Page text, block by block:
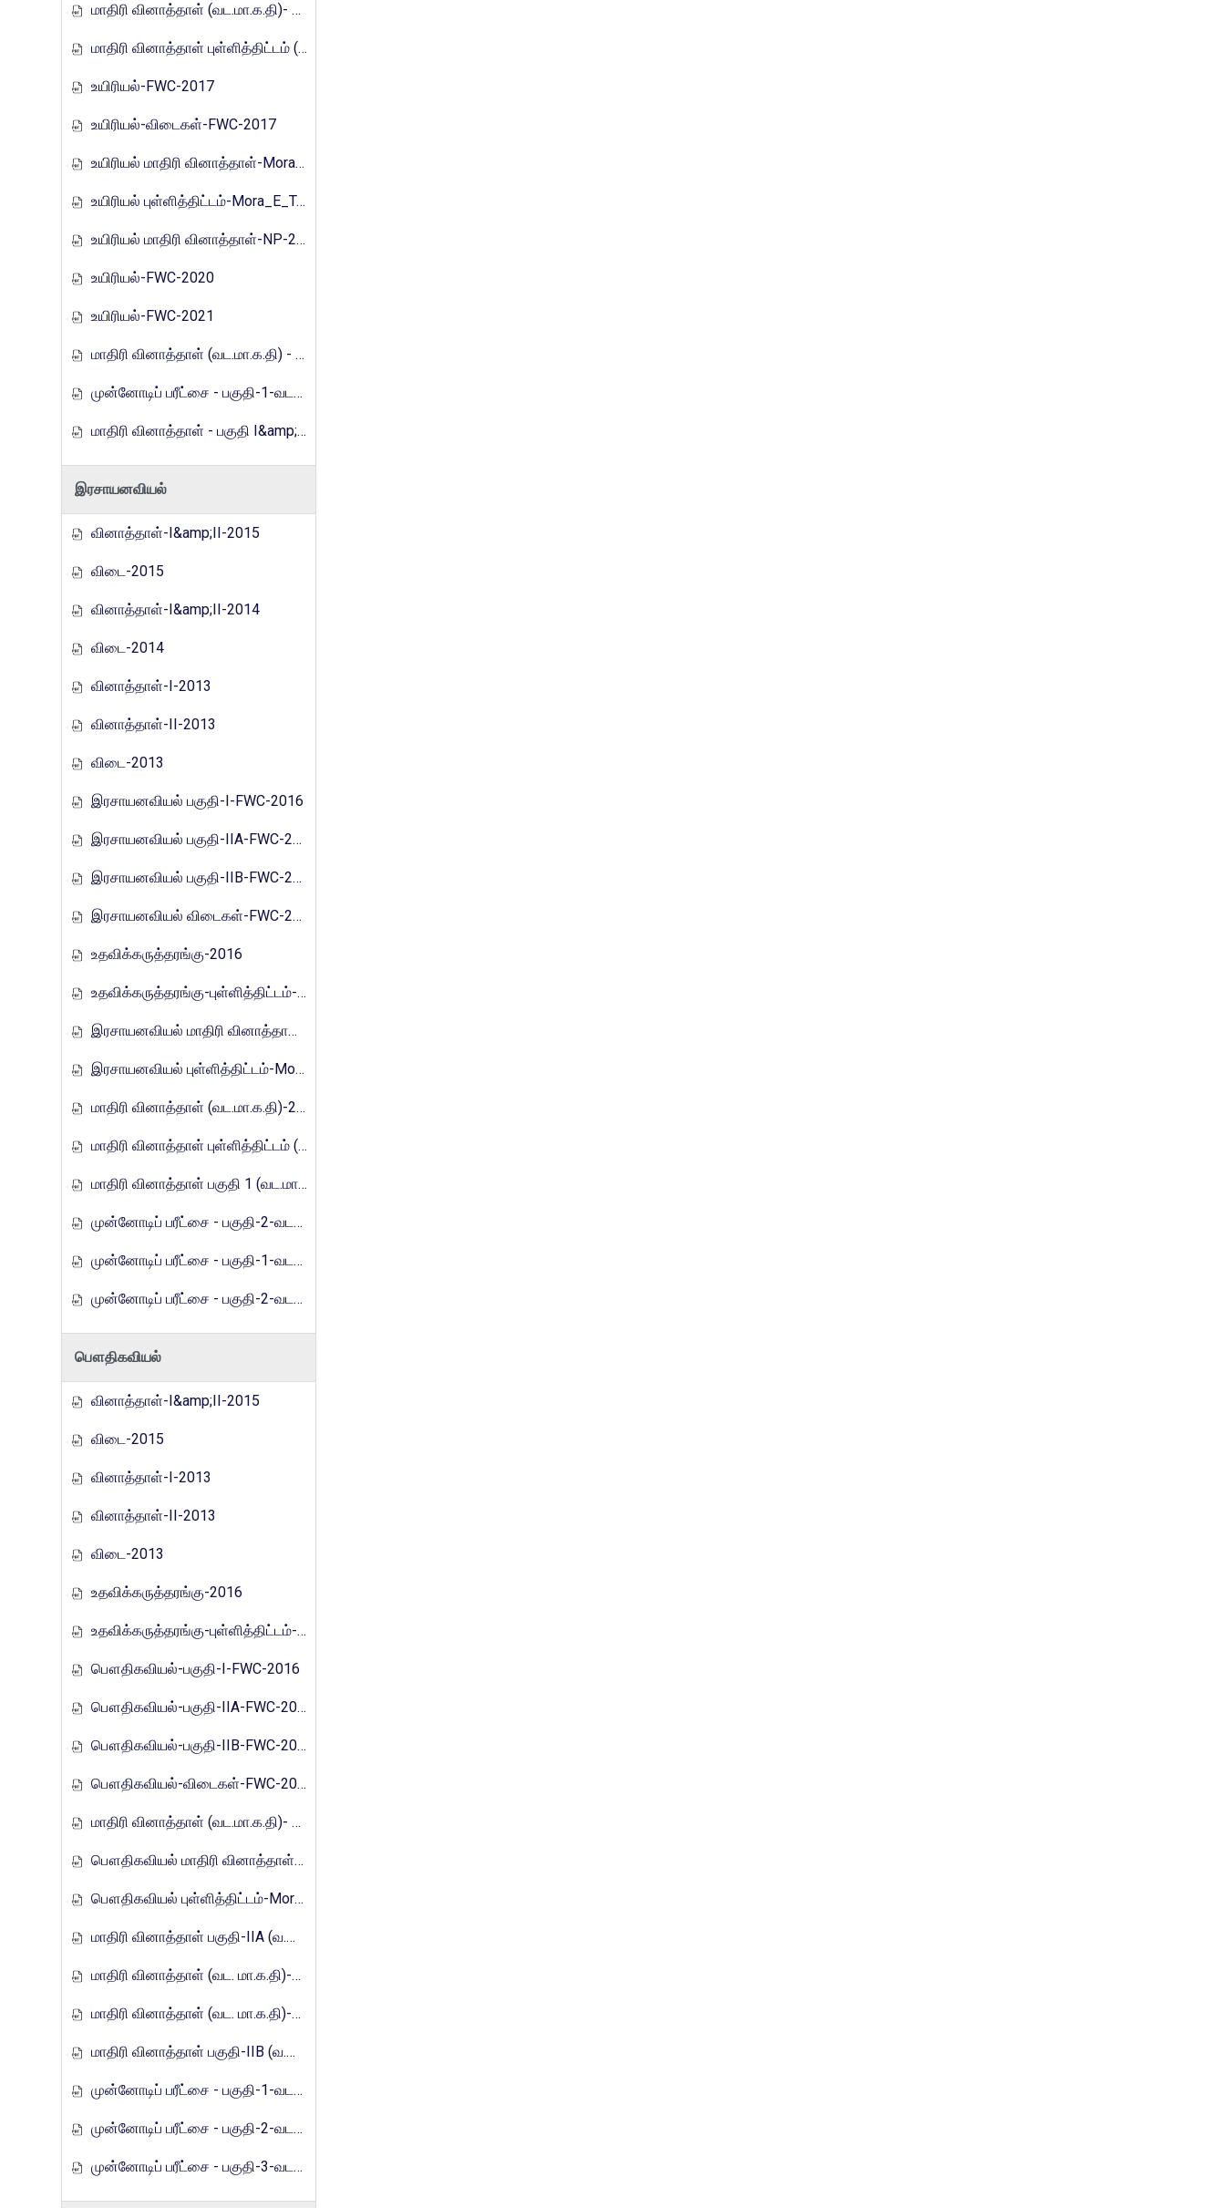
மாதிரி வினாத்தாள் (வட.மா.க.தி)- 2017
மாதிரி வினாத்தாள் புள்ளித்திட்டம் (வட.மா.க.தி)- 2017
உயிரியல்-FWC-2017
உயிரியல்-விடைகள்-FWC-2017
உயிரியல் மாதிரி வினாத்தாள்-Mora_E_Tamils_2017
உயிரியல் புள்ளித்திட்டம்-Mora_E_Tamils_2017
உயிரியல் மாதிரி வினாத்தாள்-NP-2019
உயிரியல்-FWC-2020
உயிரியல்-FWC-2021
மாதிரி வினாத்தாள் (வட.மா.க.தி) - 2021
முன்னோடிப் பரீட்சை - பகுதி-1-வடமாகாணம்-2023
மாதிரி வினாத்தாள் - பகுதி I&amp;2 (வ.மா.க.தி)-2024
இரசாயனவியல்
வினாத்தாள்-I&amp;II-2015
விடை-2015
வினாத்தாள்-I&amp;II-2014
விடை-2014
வினாத்தாள்-I-2013
வினாத்தாள்-II-2013
விடை-2013
இரசாயனவியல் பகுதி-I-FWC-2016
இரசாயனவியல் பகுதி-IIA-FWC-2016
இரசாயனவியல் பகுதி-IIB-FWC-2016
இரசாயனவியல் விடைகள்-FWC-2016
உதவிக்கருத்தரங்கு-2016
உதவிக்கருத்தரங்கு-புள்ளித்திட்டம்-2016
இரசாயனவியல் மாதிரி வினாத்தாள்-Mora_E_Tamils_2017
இரசாயனவியல் புள்ளித்திட்டம்-Mora_E_Tamils_2017
மாதிரி வினாத்தாள் (வட.மா.க.தி)-2019
மாதிரி வினாத்தாள் புள்ளித்திட்டம் (வட.மா.க.தி)-2019
மாதிரி வினாத்தாள் பகுதி 1 (வட.மா.க.தி) - 2021
முன்னோடிப் பரீட்சை - பகுதி-2-வடமாகாணம்-2023
முன்னோடிப் பரீட்சை - பகுதி-1-வடமாகாணம்-2024
முன்னோடிப் பரீட்சை - பகுதி-2-வடமாகாணம்-2024
பௌதிகவியல்
வினாத்தாள்-I&amp;II-2015
விடை-2015
வினாத்தாள்-I-2013
வினாத்தாள்-II-2013
விடை-2013
உதவிக்கருத்தரங்கு-2016
உதவிக்கருத்தரங்கு-புள்ளித்திட்டம்-2016
பௌதிகவியல்-பகுதி-I-FWC-2016
பௌதிகவியல்-பகுதி-IIA-FWC-2016
பௌதிகவியல்-பகுதி-IIB-FWC-2016
பௌதிகவியல்-விடைகள்-FWC-2016
மாதிரி வினாத்தாள் (வட.மா.க.தி)- 2017
பௌதிகவியல் மாதிரி வினாத்தாள்-Mora_E_Tamils_2017
பௌதிகவியல் புள்ளித்திட்டம்-Mora_E_Tamils_2017
மாதிரி வினாத்தாள் பகுதி-IIA (வ.மா.க.தி)-2021
மாதிரி வினாத்தாள் (வட. மா.க.தி)-2021
மாதிரி வினாத்தாள் (வட. மா.க.தி)-2021
மாதிரி வினாத்தாள் பகுதி-IIB (வ.மா.க.தி)-2021
முன்னோடிப் பரீட்சை - பகுதி-1-வடமாகாணம்-2023
முன்னோடிப் பரீட்சை - பகுதி-2-வடமாகாணம்-2023
முன்னோடிப் பரீட்சை - பகுதி-3-வடமாகாணம்-2023